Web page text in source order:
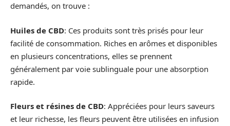
demandés, on trouve :
Huiles de CBD: Ces produits sont très prisés pour leur
facilité de consommation. Riches en arômes et disponibles
en plusieurs concentrations, elles se prennent
généralement par voie sublinguale pour une absorption
rapide.
Fleurs et résines de CBD: Appréciées pour leurs saveurs
et leur richesse, les fleurs peuvent être utilisées en infusion